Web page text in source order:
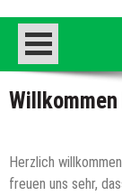
Herzlich
freuen uns sehr,